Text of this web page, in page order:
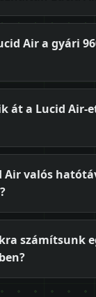
Air a gyári
át a Lucid Air-
Air valós
számítsunk